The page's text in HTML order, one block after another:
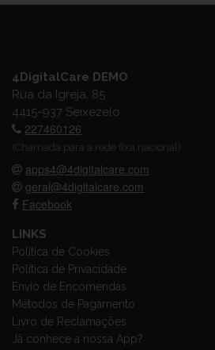
4DigitalCare DEMO
Rua da Igreja, 85
4415-937 Seixezelo
227460126
(Chamada para a rede fixa nacional)
apps4@4digitalcare.com
geral@4digitalcare.com
Facebook
LINKS
Política de Cookies
Política de Privacidade
Envio de Encomendas
Métodos de Pagamento
Livro de Reclamações
Já conhece a nossa App?